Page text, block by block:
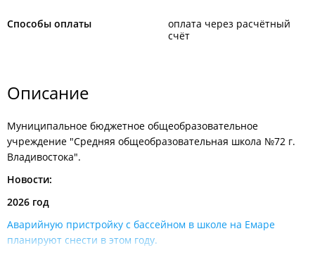
Способы оплаты
оплата через расчётный
счёт
Описание
Муниципальное бюджетное общеобразовательное
учреждение "Средняя общеобразовательная школа №72 г.
Владивостока".
Новости:
2026 год
Аварийную пристройку с бассейном в школе на Емаре
планируют снести в этом году​.